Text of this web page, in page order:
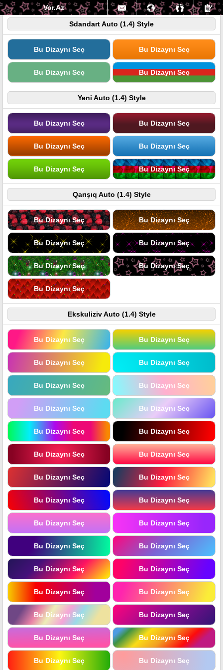
Vor.Az
Sdandart Auto (1.4) Style
Bu Dizaynı Seç Bu Dizaynı Seç
Bu Dizaynı Seç Bu Dizaynı Seç
Yeni Auto (1.4) Style
Bu Dizaynı Seç Bu Dizaynı Seç
Bu Dizaynı Seç Bu Dizaynı Seç
Bu Dizaynı Seç Bu Dizaynı Seç
Qarışıq Auto (1.4) Style
Bu Dizaynı Seç Bu Dizaynı Seç
Bu Dizaynı Seç Bu Dizaynı Seç
Bu Dizaynı Seç Bu Dizaynı Seç
Bu Dizaynı Seç
Ekskuliziv Auto (1.4) Style
Bu Dizaynı Seç Bu Dizaynı Seç
Bu Dizaynı Seç Bu Dizaynı Seç
Bu Dizaynı Seç Bu Dizaynı Seç
Bu Dizaynı Seç Bu Dizaynı Seç
Bu Dizaynı Seç Bu Dizaynı Seç
Bu Dizaynı Seç Bu Dizaynı Seç
Bu Dizaynı Seç Bu Dizaynı Seç
Bu Dizaynı Seç Bu Dizaynı Seç
Bu Dizaynı Seç Bu Dizaynı Seç
Bu Dizaynı Seç Bu Dizaynı Seç
Bu Dizaynı Seç Bu Dizaynı Seç
Bu Dizaynı Seç Bu Dizaynı Seç
Bu Dizaynı Seç Bu Dizaynı Seç
Bu Dizaynı Seç Bu Dizaynı Seç
Bu Dizaynı Seç Bu Dizaynı Seç